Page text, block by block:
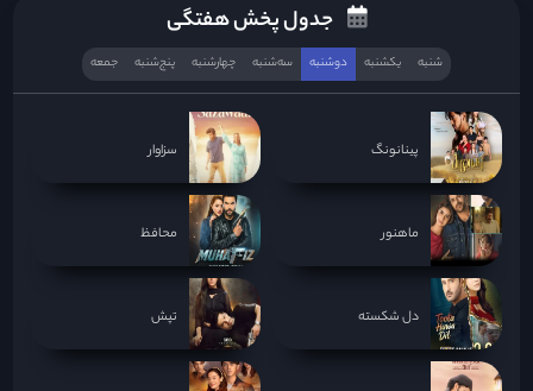
جدول پخش هفتگی
شنبه یکشنبه دوشنبه سه‌‌شنبه چهارشنبه پنج‌شنبه جمعه
پینانونگ سزاوار
ماهنور محافظ
دل شکسته تپش